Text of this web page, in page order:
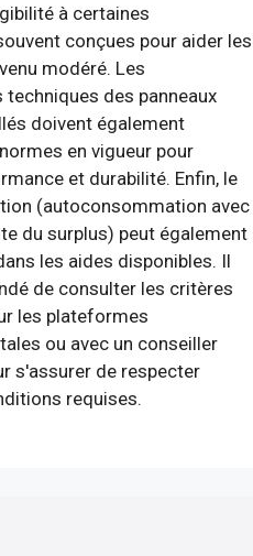
à certaines
conçues pour aider les
modéré. Les
des panneaux
doivent également
en vigueur pour
et durabilité. Enfin, le
(autoconsommation avec
du surplus) peut également
les aides disponibles. Il
de consulter les critères
les plateformes
ou avec un conseiller
s'assurer de respecter
requises.